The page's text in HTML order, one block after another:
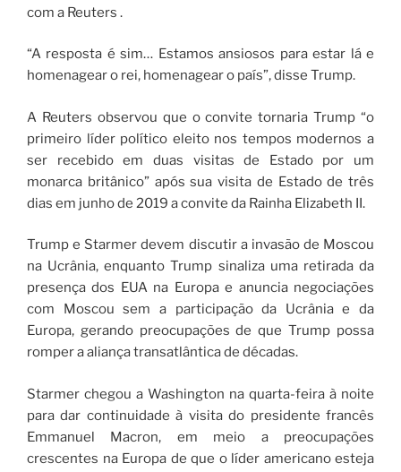
com a Reuters .
“A resposta é sim… Estamos ansiosos para estar lá e
homenagear o rei, homenagear o país”, disse Trump.
A Reuters observou que o convite tornaria Trump “o
primeiro líder político eleito nos tempos modernos a
ser recebido em duas visitas de Estado por um
monarca britânico” após sua visita de Estado de três
dias em junho de 2019 a convite da Rainha Elizabeth II.
Trump e Starmer devem discutir a invasão de Moscou
na Ucrânia, enquanto Trump sinaliza uma retirada da
presença dos EUA na Europa e anuncia negociações
com Moscou sem a participação da Ucrânia e da
Europa, gerando preocupações de que Trump possa
romper a aliança transatlântica de décadas.
Starmer chegou a Washington na quarta-feira à noite
para dar continuidade à visita do presidente francês
Emmanuel Macron, em meio a preocupações
crescentes na Europa de que o líder americano esteja